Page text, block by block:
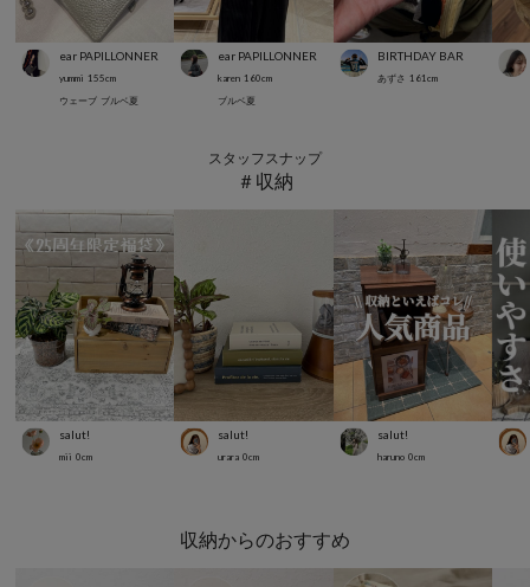
ear PAPILLONNER
yummi 155cm
ウェーブ ブルベ夏
ear PAPILLONNER
karen 160cm
ブルベ夏
BIRTHDAY BAR
あずさ 161 cm
スタッフスナップ
＃収納
salut!
mii 0cm
salut!
urara 0cm
salut!
haruno 0cm
収納からのおすすめ